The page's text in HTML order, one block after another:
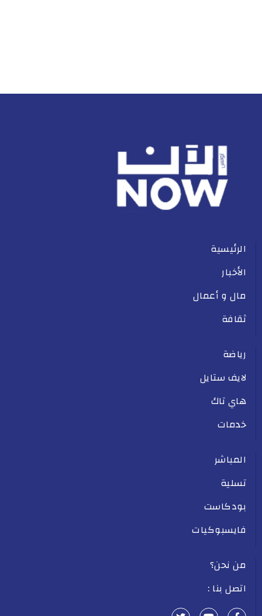
الرئيسية
الأخبار
مال و أعمال
ثقافة
رياضة
لايف ستايل
هاي تاك
خدمات
المباشر
تسلية
بودكاست
فايسبوكيات
من نحن؟
اتصل بنا :